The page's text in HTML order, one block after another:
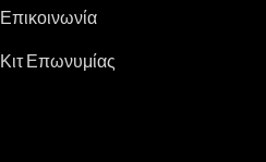
Επικοινωνία
Κιτ Επωνυμίας